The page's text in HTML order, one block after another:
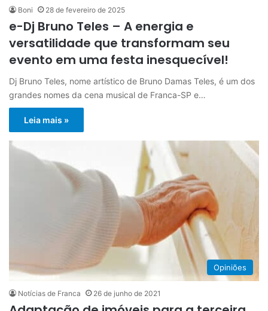
Boni 28 de fevereiro de 2025
e-Dj Bruno Teles – A energia e
versatilidade que transformam seu
evento em uma festa inesquecível!
Dj Bruno Teles, nome artístico de Bruno Damas Teles, é um dos
grandes nomes da cena musical de Franca-SP e…
Leia mais »
Opiniões
Notícias de Franca 26 de junho de 2021